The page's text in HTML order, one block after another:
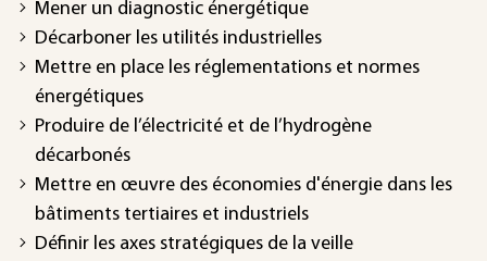
Mener un diagnostic énergétique
Décarboner les utilités industrielles
Mettre en place les réglementations et normes
énergétiques
Produire de l’électricité et de l’hydrogène
décarbonés
Mettre en œuvre des économies d'énergie dans les
bâtiments tertiaires et industriels
Définir les axes stratégiques de la veille